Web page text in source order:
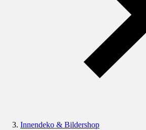
Innendeko & Bildershop